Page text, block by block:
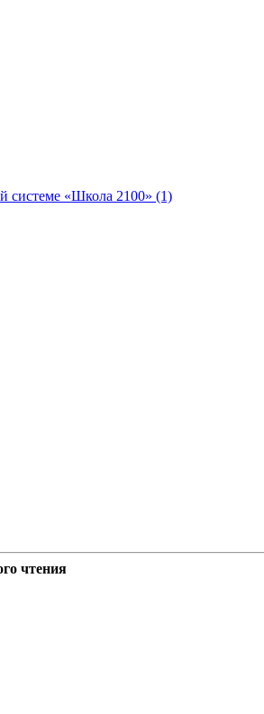
системе «Школа 2100» (1)
чтения